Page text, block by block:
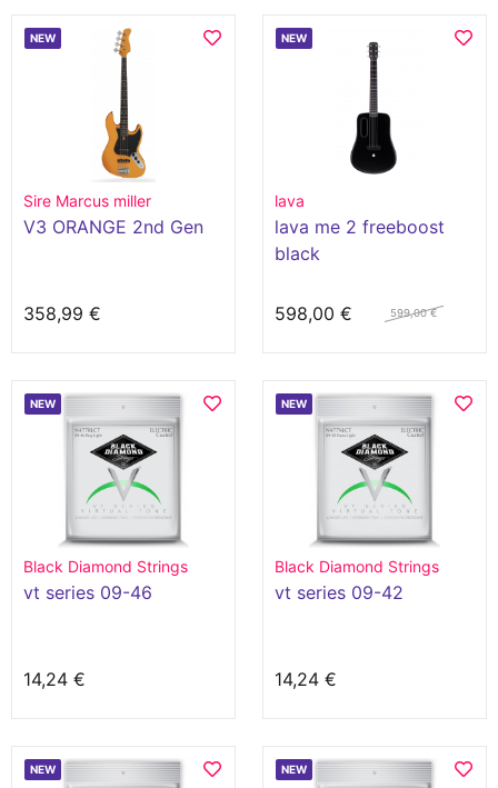
NEW
Sire Marcus miller
V3 ORANGE 2nd Gen
358,99 €
NEW
lava
lava me 2 freeboost
black
598,00 € 599,00 €
NEW
Black Diamond Strings
vt series 09-46
14,24 €
NEW
Black Diamond Strings
vt series 09-42
14,24 €
NEW NEW